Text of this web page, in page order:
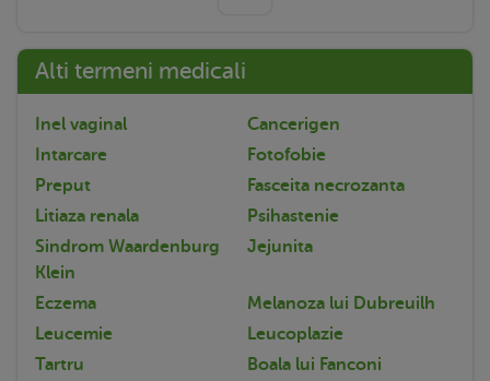
Alti termeni medicali
Inel vaginal
Cancerigen
Intarcare
Fotofobie
Preput
Fasceita necrozanta
Litiaza renala
Psihastenie
Sindrom Waardenburg
Klein
Jejunita
Eczema
Melanoza lui Dubreuilh
Leucemie
Leucoplazie
Tartru
Boala lui Fanconi